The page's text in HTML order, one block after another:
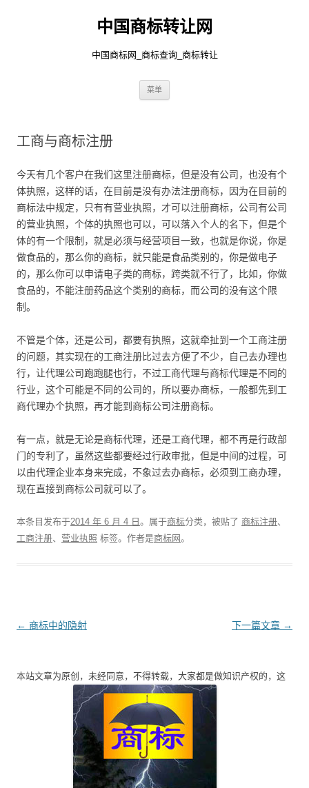
中国商标转让网
中国商标网_商标查询_商标转让
菜单
工商与商标注册
今天有几个客户在我们这里注册商标，但是没有公司，也没有个
体执照，这样的话，在目前是没有办法注册商标，因为在目前的
商标法中规定，只有有营业执照，才可以注册商标，公司有公司
的营业执照，个体的执照也可以，可以落入个人的名下，但是个
体的有一个限制，就是必须与经营项目一致，也就是你说，你是
做食品的，那么你的商标，就只能是食品类别的，你是做电子
的，那么你可以申请电子类的商标，跨类就不行了，比如，你做
食品的，不能注册药品这个类别的商标，而公司的没有这个限
制。
不管是个体，还是公司，都要有执照，这就牵扯到一个工商注册
的问题，其实现在的工商注册比过去方便了不少，自己去办理也
行，让代理公司跑跑腿也行，不过工商代理与商标代理是不同的
行业，这个可能是不同的公司的，所以要办商标，一般都先到工
商代理办个执照，再才能到商标公司注册商标。
有一点，就是无论是商标代理，还是工商代理，都不再是行政部
门的专利了，虽然这些都要经过行政审批，但是中间的过程，可
以由代理企业本身来完成，不象过去办商标，必须到工商办理，
现在直接到商标公司就可以了。
本条目发布于2014 年 6 月 4 日 。属于商标分类，被贴了 商标注册、
工商注册、 营业执照 标签。 作者是商标网。
文
航
← 商标中的隐射 下一篇文章 →
本站文章为原创，未经同意，不得转载，大家都是做知识产权的，这